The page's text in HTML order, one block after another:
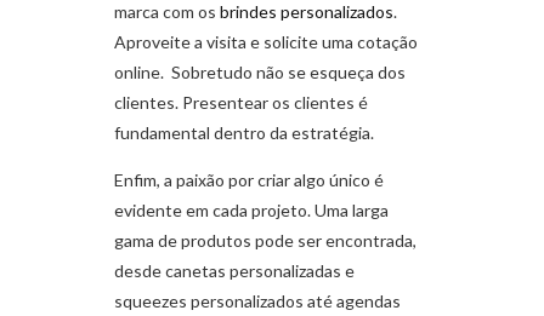
marca com os brindes personalizados.
Aproveite a visita e solicite uma cotação
online. Sobretudo não se esqueça dos
clientes. Presentear os clientes é
fundamental dentro da estratégia.
Enfim, a paixão por criar algo único é
evidente em cada projeto. Uma larga
gama de produtos pode ser encontrada,
desde canetas personalizadas e
squeezes personalizados até agendas